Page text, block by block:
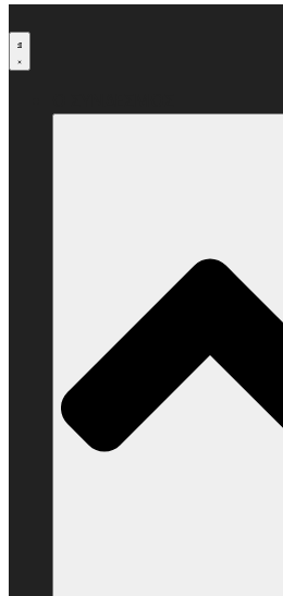
στο
περιεχόμενο